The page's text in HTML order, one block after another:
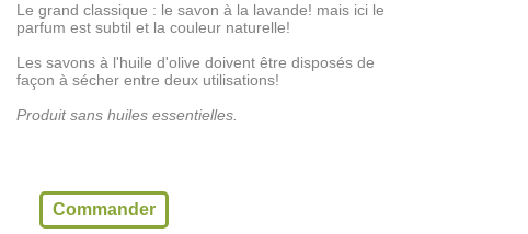
Le grand classique : le savon à la lavande! mais ici le
parfum est subtil et la couleur naturelle!
Les savons à l'huile d'olive doivent être disposés de
façon à sécher entre deux utilisations!
Produit sans huiles essentielles.
Commander